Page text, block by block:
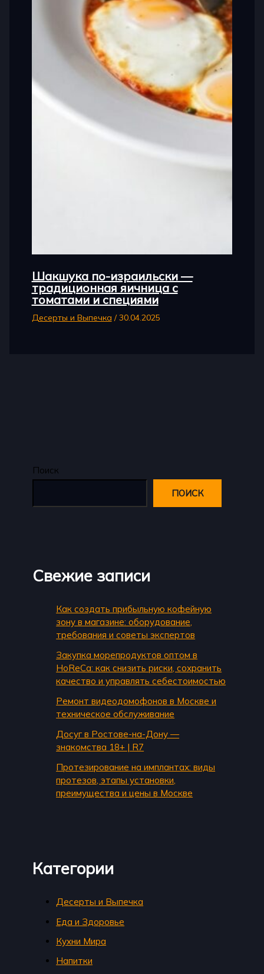
Шакшука по-израильски —
традиционная яичница с
томатами и специями
Десерты и Выпечка /30.04.2025
Поиск
ПОИСК
Свежие записи
Как создать прибыльную кофейную
зону в магазине: оборудование,
требования и советы экспертов
Закупка морепродуктов оптом в
HoReCa: как снизить риски, сохранить
качество и управлять себестоимостью
Ремонт видеодомофонов в Москве и
техническое обслуживание
Досуг в Ростове-на-Дону —
знакомства 18+ | R7
Протезирование на имплантах: виды
протезов, этапы установки,
преимущества и цены в Москве
Категории
Десерты и Выпечка
Еда и Здоровье
Кухни Мира
Напитки